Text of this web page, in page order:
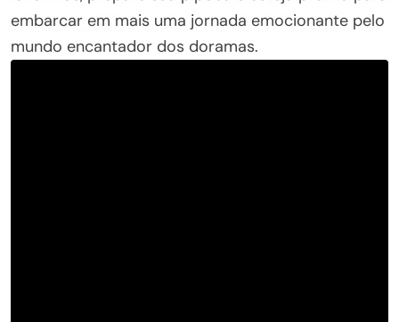
embarcar em mais uma jornada emocionante pelo
mundo encantador dos doramas.